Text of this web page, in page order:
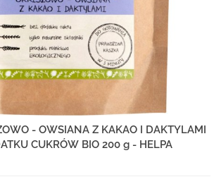
- OWSIANA Z KAKAO I DAKTYLAMI
CUKRÓW BIO 200 g - HELPA